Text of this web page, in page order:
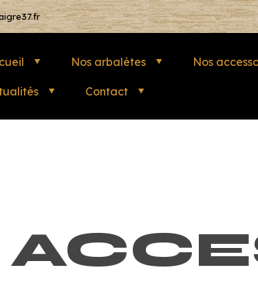
Nos arbalètes Nos
Contact